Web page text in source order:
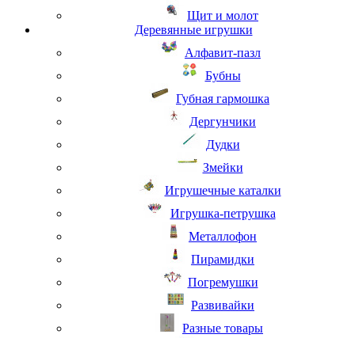
Щит и молот
Деревянные игрушки
Алфавит-пазл
Бубны
Губная гармошка
Дергунчики
Дудки
Змейки
Игрушечные каталки
Игрушка-петрушка
Металлофон
Пирамидки
Погремушки
Развивайки
Разные товары